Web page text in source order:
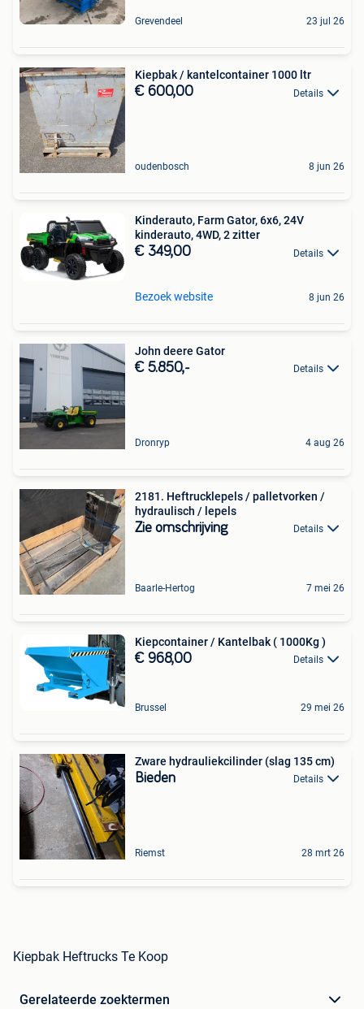
Grevendeel 23 jul 26
Kiepbak / kantelcontainer 1000 ltr
€ 600,00 Details
oudenbosch 8 jun 26
Kinderauto, Farm Gator, 6x6, 24V
kinderauto, 4WD, 2 zitter
€ 349,00 Details
Bezoek website 8 jun 26
John deere Gator
€ 5.850,- Details
Dronryp 4 aug 26
2181. Heftrucklepels / palletvorken /
hydraulisch / lepels
Zie omschrijving Details
Baarle-Hertog 7 mei 26
Kiepcontainer / Kantelbak ( 1000Kg )
€ 968,00 Details
Brussel 29 mei 26
Zware hydrauliekcilinder (slag 135 cm)
Bieden Details
Riemst 28 mrt 26
Kiepbak Heftrucks Te Koop
Gerelateerde zoektermen